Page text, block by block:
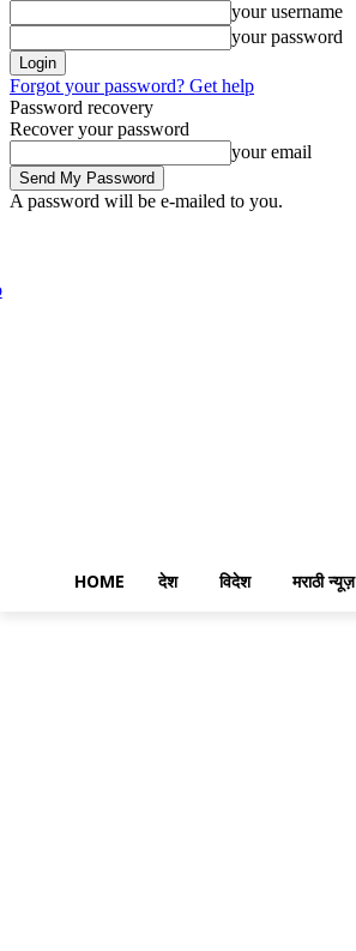
your username
your password
Forgot your password? Get help
Password recovery
Recover your password
your email
A password will be e-mailed to you.
HOME देश विदेश मराठी न्यूज़